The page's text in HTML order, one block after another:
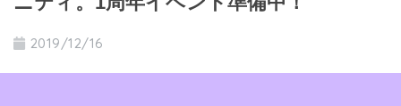
2019/12/16